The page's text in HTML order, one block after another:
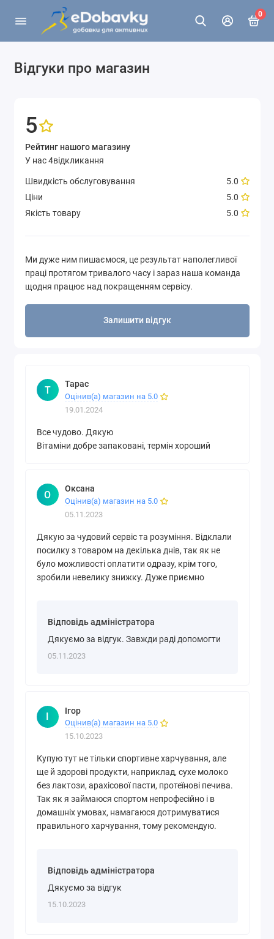
0
Відгуки про магазин
Т Тарас
Оцінив(а) магазин на 5.0
19.01.2024
Все чудово. Дякую
Вітаміни добре запаковані, термін хороший
О Оксана
Оцінив(а) магазин на 5.0
05.11.2023
Дякую за чудовий сервіс та розуміння. Відклали
посилку з товаром на декілька днів, так як не
було можливості оплатити одразу, крім того,
зробили невелику знижку. Дуже приємно
Відповідь адміністратора
Дякуємо за відгук. Завжди раді допомогти
05.11.2023
І Ігор
Оцінив(а) магазин на 5.0
15.10.2023
Купую тут не тільки спортивне харчування, але
ще й здорові продукти, наприклад, сухе молоко
без лактози, арахісової пасти, протеїнові печива.
Так як я займаюся спортом непрофесійно і в
домашніх умовах, намагаюся дотримуватися
правильного харчування, тому рекомендую.
Відповідь адміністратора
Дякуємо за відгук
15.10.2023
5
Рейтинг нашого магазину
У нас 4відкликання
Швидкість обслуговування
5.0
Ціни
5.0
Якість товару
5.0
Ми дуже ним пишаємося, це результат наполегливої ​​
праці протягом тривалого часу і зараз наша команда
щодня працює над покращенням сервісу.
Залишити відгук